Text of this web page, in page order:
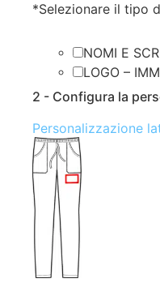
*Selezionare il tipo
NOMI E
LOGO –
2 - Configura la
Personalizzazione